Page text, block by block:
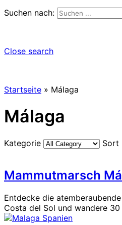
Suchen nach:
Close search
Startseite » Málaga
Málaga
Kategorie Sort
Mammutmarsch
Entdecke die
Costa del Sol und wandere